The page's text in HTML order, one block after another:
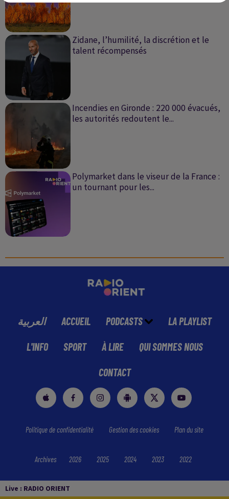
Live : RADIO ORIENT
Zidane, l’humilité, la discrétion et le
talent récompensés
Incendies en Gironde : 220 000 évacués,
les autorités redoutent le...
Polymarket dans le viseur de la France :
un tournant pour les...
العربية ACCUEIL PODCASTS LA PLAYLIST
L'INFO SPORT À LIRE QUI SOMMES NOUS
CONTACT
Politique de confidentialité Gestion des cookies Plan du site
Archives 2026 2025 2024 2023 2022